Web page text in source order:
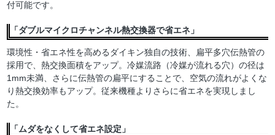
付可能です。
「ダブルマイクロチャンネル熱交換器で省エネ」
環境性・省エネ性を高めるダイキン独自の技術、扁平多穴伝熱管の
採用で、熱交換面積をアップ。冷媒流路（冷媒が流れる穴）の径は
1mm未満、さらに伝熱管の扁平にすることで、空気の流れがよくな
り熱交換効率もアップ。従来機種よりさらに省エネを実現しまし
た。
「ムダをなくして省エネ設定」